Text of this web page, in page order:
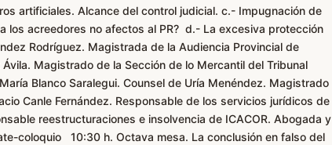
artificiales. Alcance del control judicial. c.- Impugnación de
los acreedores no afectos al PR? d.- La excesiva protección
Rodríguez. Magistrada de la Audiencia Provincial de
Magistrado de la Sección de lo Mercantil del Tribunal
Blanco Saralegui. Counsel de Uría Menéndez. Magistrado
Canle Fernández. Responsable de los servicios jurídicos de
reestructuraciones e insolvencia de ICACOR. Abogada y
coloquio 10:30 h. Octava mesa. La conclusión en falso del